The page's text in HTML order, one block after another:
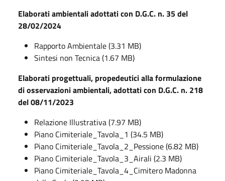
Elaborati ambientali adottati con D.G.C. n. 35 del
28/02/2024
Rapporto Ambientale (3.31 MB)
Sintesi non Tecnica (1.67 MB)
Elaborati progettuali, propedeutici alla formulazione
di osservazioni ambientali, adottati con D.G.C. n. 218
del 08/11/2023
Relazione Illustrativa (7.97 MB)
Piano Cimiteriale_Tavola_1 (34.5 MB)
Piano Cimiteriale_Tavola_2_Pessione (6.82 MB)
Piano Cimiteriale_Tavola_3_Airali (2.3 MB)
Piano Cimiteriale_Tavola_4_Cimitero Madonna